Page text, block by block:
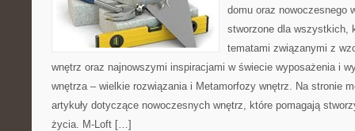
domu oraz nowoczesnego
stworzone dla wszystkich,
tematami związanymi z
wnętrz oraz najnowszymi inspiracjami w świecie wyposażenia i
wnętrza – wielkie rozwiązania i Metamorfozy wnętrz. Na stronie
artykuły dotyczące nowoczesnych wnętrz, które pomagają
życia. M-Loft […]